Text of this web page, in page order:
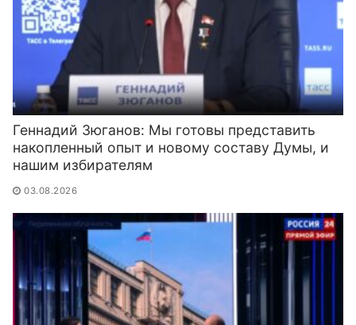
Геннадий Зюганов: Мы готовы представить
накопленный опыт и новому составу Думы, и
нашим избирателям
03.08.2026